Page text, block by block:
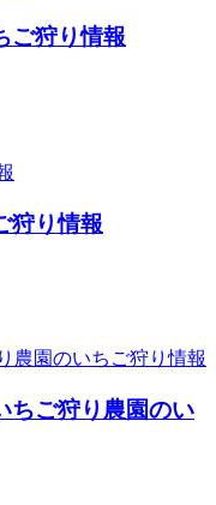
ご狩り情報
狩り情報
ちご狩り農園のい